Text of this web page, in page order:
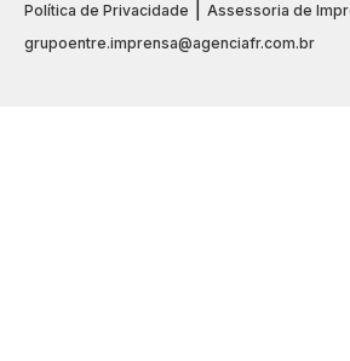
Política de Privacidade
Assessoria de
grupoentre.imprensa@agenciafr.com.br